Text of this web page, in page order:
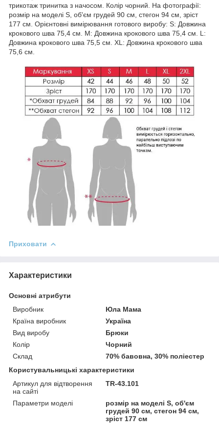
трикотаж тринитка з начосом. Колір чорний. На фотографії:
розмір на моделі S, об'єм грудей 90 см, стегон 94 см, зріст
177 см. Орієнтовні вимірювання готового виробу: S: Довжина
крокового шва 75,4 см. M: Довжина крокового шва 75,4 см. L:
Довжина крокового шва 75,5 см. XL: Довжина крокового шва
75,6 см.
Приховати
Характеристики
Основні атрибути
Виробник
Юла Мама
Країна виробник
Україна
Вид виробу
Брюки
Колір
Чорний
Склад
70% бавовна, 30% поліестер
Користувальницькі характеристики
Артикул для відтворення
на сайті
TR-43.101
Параметри моделі
розмір на моделі S, об'єм
грудей 90 см, стегон 94 см,
зріст 177 см